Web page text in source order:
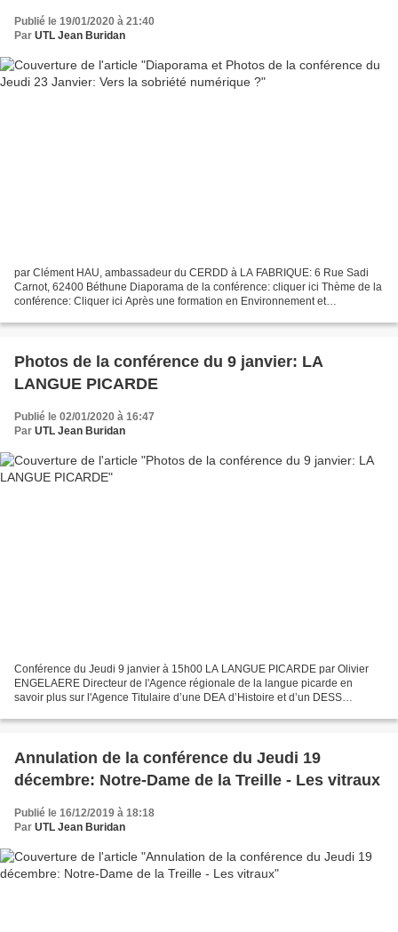
Publié le 19/01/2020 à 21:40
Par UTL Jean Buridan
par Clément HAU, ambassadeur du CERDD à LA FABRIQUE: 6 Rue Sadi
Carnot, 62400 Béthune Diaporama de la conférence: cliquer ici Thème de la
conférence: Cliquer ici Après une formation en Environnement et
Photos de la conférence du 9 janvier: LA
LANGUE PICARDE
Publié le 02/01/2020 à 16:47
Par UTL Jean Buridan
Conférence du Jeudi 9 janvier à 15h00 LA LANGUE PICARDE par Olivier
ENGELAERE Directeur de l'Agence régionale de la langue picarde en
savoir plus sur l'Agence Titulaire d’une DEA d’Histoire et d’un DESS
Annulation de la conférence du Jeudi 19
décembre: Notre-Dame de la Treille - Les vitraux
Publié le 16/12/2019 à 18:18
Par UTL Jean Buridan